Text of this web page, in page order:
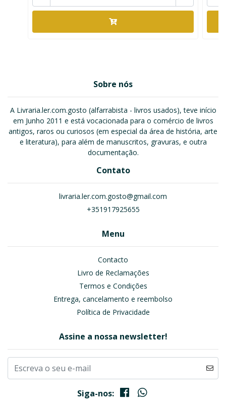
Sobre nós
A Livraria.ler.com.gosto (alfarrabista - livros usados), teve início
em Junho 2011 e está vocacionada para o comércio de livros
antigos, raros ou curiosos (em especial da área de história, arte
e literatura), para além de manuscritos, gravuras, e outra
documentação.
Contato
livraria.ler.com.gosto@gmail.com
+351917925655
Menu
Contacto
Livro de Reclamações
Termos e Condições
Entrega, cancelamento e reembolso
Política de Privacidade
Assine a nossa newsletter!
Siga-nos: